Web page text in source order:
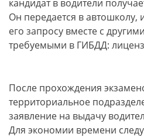
кандидат в водители
Он передается в автошколу,
его запросу вместе с
требуемыми в ГИБДД:
После прохождения
территориальное
заявление на выдачу
Для экономии времени